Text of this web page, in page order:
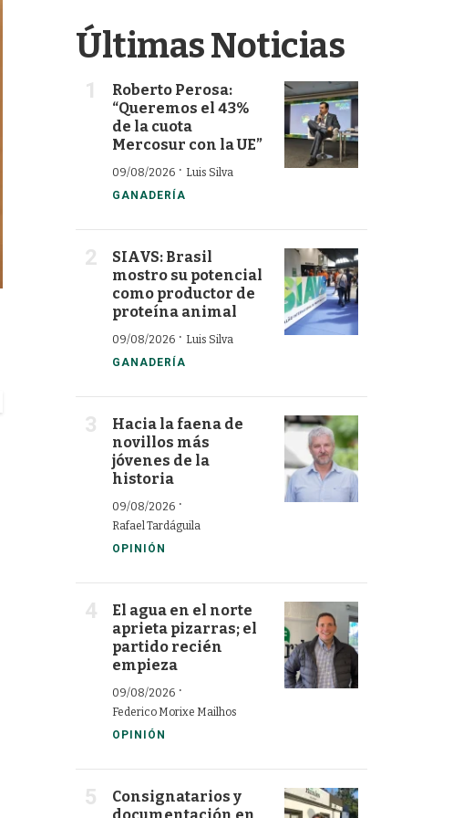
Últimas Noticias
Roberto Perosa:
“Queremos el 43%
de la cuota
Mercosur con la UE”
09/08/2026 · Luis Silva
GANADERÍA
SIAVS: Brasil
mostro su potencial
como productor de
proteína animal
09/08/2026 · Luis Silva
GANADERÍA
Hacia la faena de
novillos más
jóvenes de la
historia
09/08/2026 ·
Rafael Tardáguila
OPINIÓN
El agua en el norte
aprieta pizarras; el
partido recién
empieza
09/08/2026 ·
Federico Morixe Mailhos
OPINIÓN
Consignatarios y